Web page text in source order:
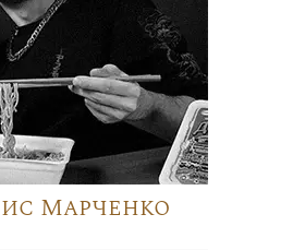
Марченко